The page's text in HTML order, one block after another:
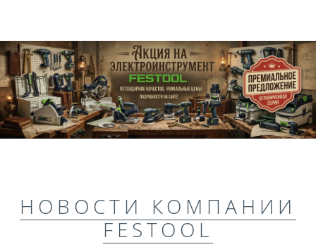
НОВОСТИ КОМПАНИИ
FESTOOL